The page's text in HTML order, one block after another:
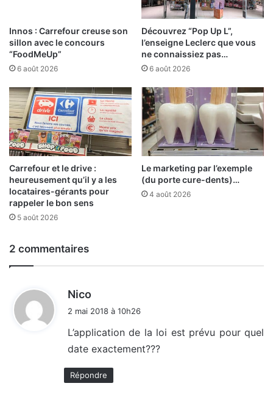
Innos : Carrefour creuse son
sillon avec le concours
“FoodMeUp”
6 août 2026
Découvrez “Pop Up L”,
l’enseigne Leclerc que vous
ne connaissiez pas…
6 août 2026
Carrefour et le drive :
heureusement qu’il y a les
locataires-gérants pour
rappeler le bon sens
5 août 2026
Le marketing par l’exemple
(du porte cure-dents)…
4 août 2026
2 commentaires
Nico
:
2 mai 2018 à 10h26
L’application de la loi est prévu pour quel
date exactement???
Répondre